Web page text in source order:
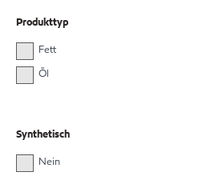
Produkttyp
Fett
Öl
Synthetisch
Nein